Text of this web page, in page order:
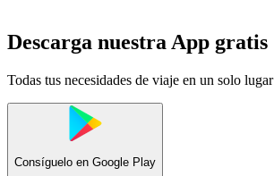
Descarga nuestra App gratis
Todas tus necesidades de viaje en un solo lugar
Consíguelo en Google Play